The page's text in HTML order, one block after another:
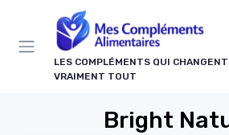
LES COMPLÉMENTS QUI CHANGENT
VRAIMENT TOUT
Bright
Panneau de gestion des cookies